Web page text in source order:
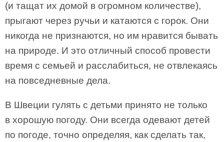
(и тащат их домой в огромном количестве),
прыгают через ручьи и катаются с горок. Они
никогда не признаются, но им нравится бывать
на природе. И это отличный способ провести
время с семьей и расслабиться, не отвлекаясь
на повседневные дела.
В Швеции гулять с детьми принято не только
в хорошую погоду. Они всегда одевают детей
по погоде, точно определяя, как сделать так,